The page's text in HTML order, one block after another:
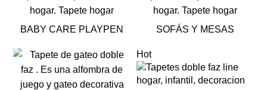
BABY CARE PLAYPEN SOFÁS Y MESAS
Hot